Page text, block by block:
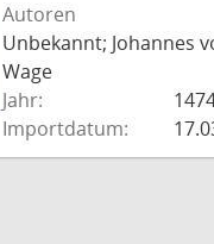
Autoren
Unbekannt; Johannes
Wage
Jahr:
Importdatum: